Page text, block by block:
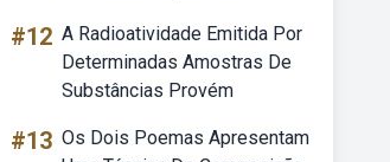
#12 A Radioatividade Emitida Por
Determinadas Amostras De
Substâncias Provém
#13 Os Dois Poemas Apresentam